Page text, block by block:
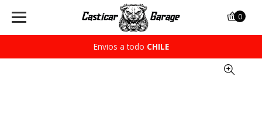
Envios a todo CHILE
0